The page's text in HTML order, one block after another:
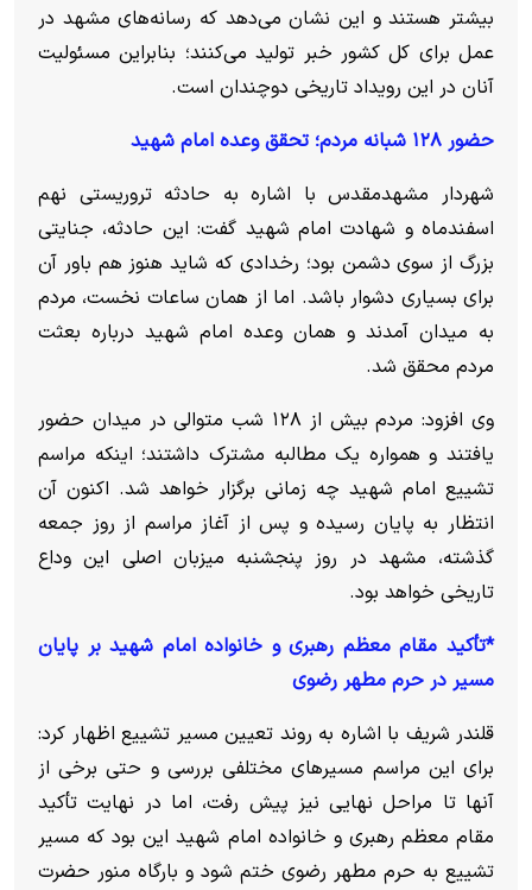
بیشتر هستند و این نشان می‌دهد که رسانه‌های مشهد در
عمل برای کل کشور خبر تولید می‌کنند؛ بنابراین مسئولیت
آنان در این رویداد تاریخی دوچندان است.
حضور ۱۲۸ شبانه مردم؛ تحقق وعده امام شهید
شهردار مشهدمقدس با اشاره به حادثه تروریستی نهم
اسفندماه و شهادت امام شهید گفت: این حادثه، جنایتی
بزرگ از سوی دشمن بود؛ رخدادی که شاید هنوز هم باور آن
برای بسیاری دشوار باشد. اما از همان ساعات نخست، مردم
به میدان آمدند و همان وعده امام شهید درباره بعثت
مردم محقق شد.
وی افزود: مردم بیش از ۱۲۸ شب متوالی در میدان حضور
یافتند و همواره یک مطالبه مشترک داشتند؛ اینکه مراسم
تشییع امام شهید چه زمانی برگزار خواهد شد. اکنون آن
انتظار به پایان رسیده و پس از آغاز مراسم از روز جمعه
گذشته، مشهد در روز پنجشنبه میزبان اصلی این وداع
تاریخی خواهد بود.
*تأکید مقام معظم رهبری و خانواده امام شهید بر پایان
مسیر در حرم مطهر رضوی
قلندر شریف با اشاره به روند تعیین مسیر تشییع اظهار کرد:
برای این مراسم مسیر‌های مختلفی بررسی و حتی برخی از
آنها تا مراحل نهایی نیز پیش رفت، اما در نهایت تأکید
مقام معظم رهبری و خانواده امام شهید این بود که مسیر
تشییع به حرم مطهر رضوی ختم شود و بارگاه منور حضرت